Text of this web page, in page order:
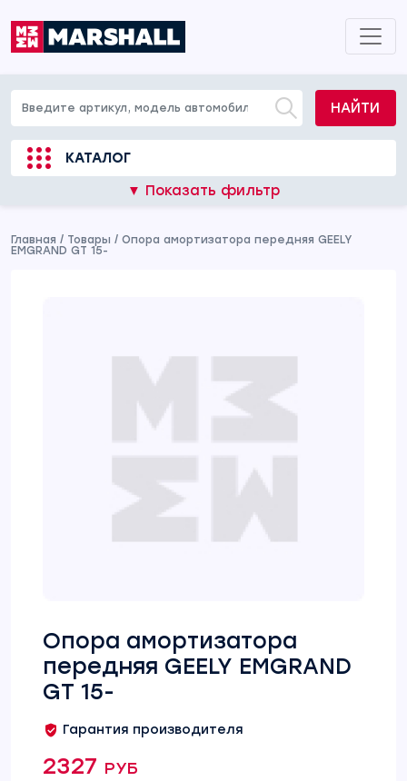
НАЙТИ
КАТАЛОГ
▼ Показать фильтр
Главная / Товары / Опора амортизатора передняя GEELY
EMGRAND GT 15-
Опора амортизатора
передняя GEELY EMGRAND
GT 15-
Гарантия производителя
2327 руб